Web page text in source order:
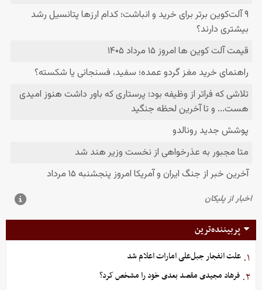
پربیننده‌ترین
۱. علت انفجار جبل‌علی امارات اعلام شد
۲. فرهاد مجیدی مقصد بعدی خود را مشخص کرد؟